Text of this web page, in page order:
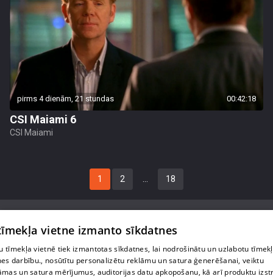
pirms 4 dienām, 21 stundas 00:42:18
CSI Maiami 6
CSI Maiami
1 2 18
Par mums
vietne izmanto sīkdatnes
tīmekļa vietnē tiek izmantotas sīkdatnes, lai nodrošinātu un uzlabotu
darbību., nosūtītu personalizētu reklāmu un satura ģenerēšanai, veiktu
un satura mērījumus, auditorijas datu apkopošanu, kā arī produktu